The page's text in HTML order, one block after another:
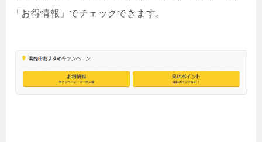
「お得情報」でチェックできます。